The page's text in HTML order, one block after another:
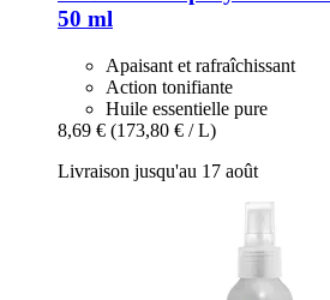
50 ml
Apaisant et rafraîchissant
Action tonifiante
Huile essentielle pure
8,69 € (173,80 € / L)
Livraison jusqu'au 17 août